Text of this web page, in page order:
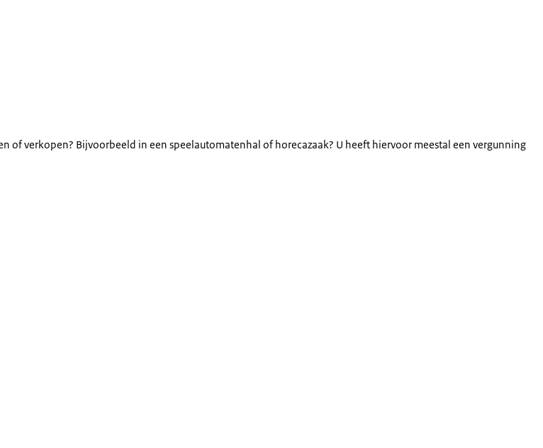
verkopen? Bijvoorbeeld in een speelautomatenhal of horecazaak? U heeft hiervoor meestal een vergunning